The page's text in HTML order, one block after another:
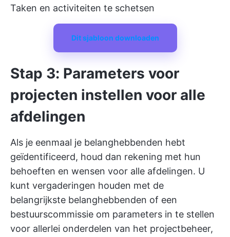
Taken en activiteiten te schetsen
Dit sjabloon downloaden
Stap 3: Parameters voor
projecten instellen voor alle
afdelingen
Als je eenmaal je belanghebbenden hebt
geïdentificeerd, houd dan rekening met hun
behoeften en wensen voor alle afdelingen. U
kunt vergaderingen houden met de
belangrijkste belanghebbenden of een
bestuurscommissie om parameters in te stellen
voor allerlei onderdelen van het projectbeheer,